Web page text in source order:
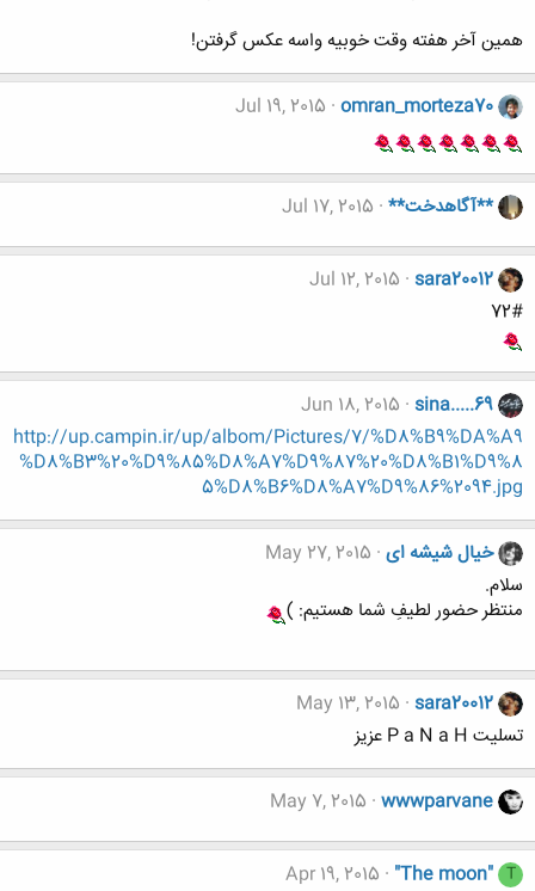
همین آخر هفته وقت خوبیه واسه عکس گرفتن!
omran_morteza70
Jul 19, 2015
**آگاهدخت** Jul 17, 2015
sara20012
Jul 12, 2015
72#
sina.....69
Jun 18, 2015
http://up.campin.ir/up/albom/Pictures/7/%D8%B9%DA%A9
%D8%B3%20%D9%85%D8%A7%D9%87%20%D8%B1%D9%8
5%D8%B6%D8%A7%D9%86%2094.jpg
خیال شیشه ای May 27, 2015
سلام.
منتظر حضور لطیفِ شما هستیم: )
sara20012
May 13, 2015
تسلیت P a N a H عزیز
wwwparvane
May 7, 2015
T
"The moon"
Apr 19, 2015